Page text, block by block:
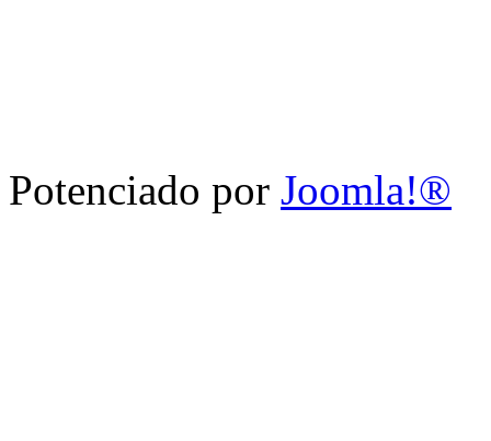
Potenciado por Joomla!®